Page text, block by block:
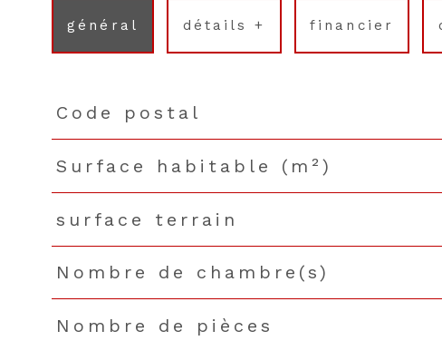
général détails + financier
TRAD_PAMPERO_Caracteristique
Code postal
Surface habitable (m²)
surface terrain
Nombre de chambre(s)
Nombre de pièces